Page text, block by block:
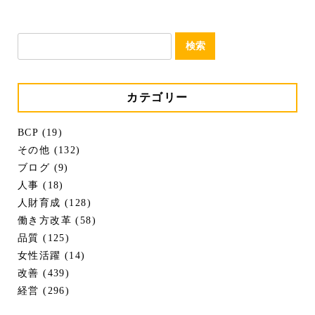
検
カテゴリー
BCP (19)
その他 (132)
ブログ (9)
人事 (18)
人財育成 (128)
働き方改革 (58)
品質 (125)
女性活躍 (14)
改善 (439)
経営 (296)